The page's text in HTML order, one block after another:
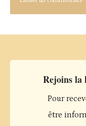
Rejoins
Pour
être